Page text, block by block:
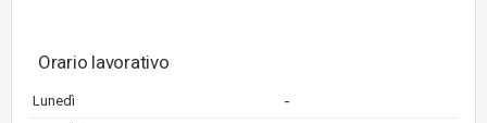
Orario lavorativo
Lunedì -